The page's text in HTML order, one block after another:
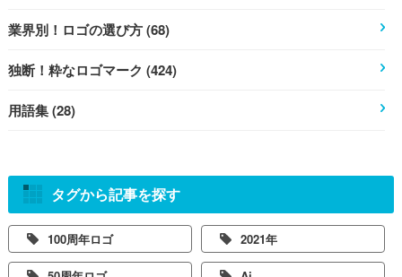
業界別！ロゴの選び方 (68)
独断！粋なロゴマーク (424)
用語集 (28)
タグから記事を探す
100周年ロゴ 2021年